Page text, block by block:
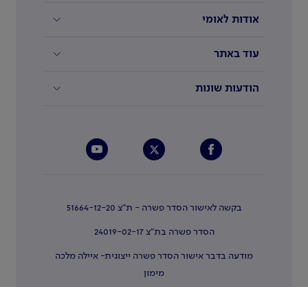
אודות לאומי
עוד באתר
הודעות שונות
בקשה לאישור הסדר פשרה - ת"צ 51664-12-20
הסדר פשרה בת"צ 24019-02-17
מודעה בדבר אישור הסדר פשרה ייצוגית- איילה מלכה
מימון